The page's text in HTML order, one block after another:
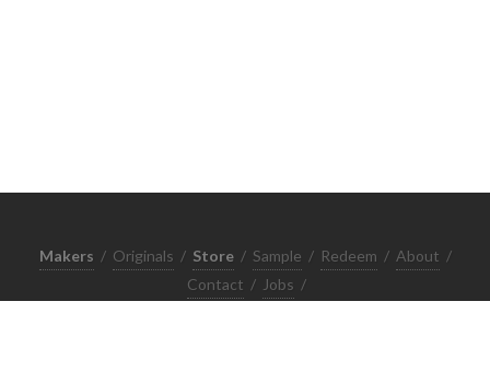
Makers / Originals / Store / Sample / Redeem / About /
Contact / Jobs /